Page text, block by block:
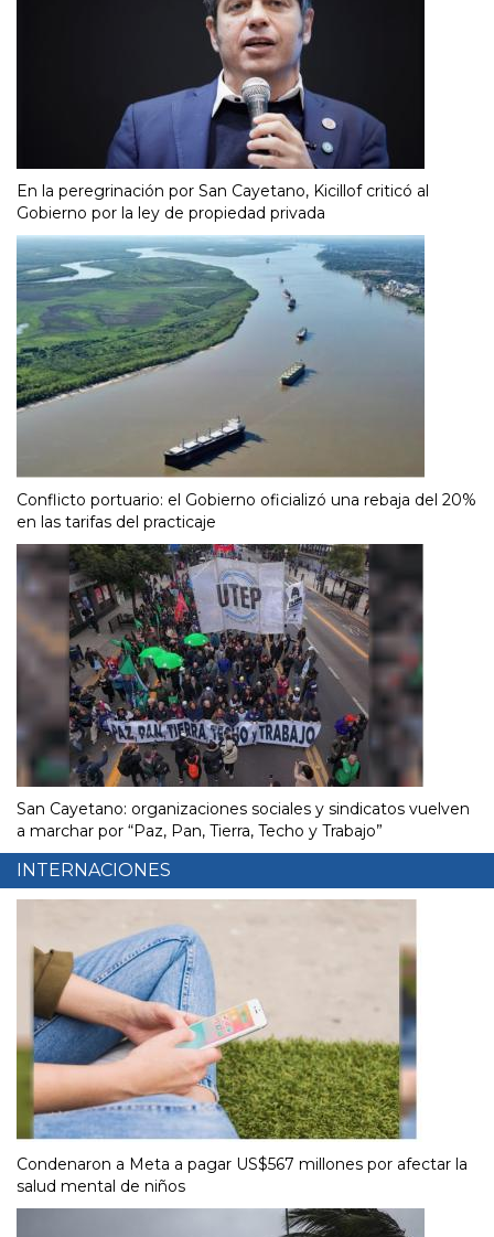
En la peregrinación por San Cayetano, Kicillof criticó al
Gobierno por la ley de propiedad privada
Conflicto portuario: el Gobierno oficializó una rebaja del 20%
en las tarifas del practicaje
San Cayetano: organizaciones sociales y sindicatos vuelven
a marchar por “Paz, Pan, Tierra, Techo y Trabajo”
INTERNACIONES
Condenaron a Meta a pagar US$567 millones por afectar la
salud mental de niños